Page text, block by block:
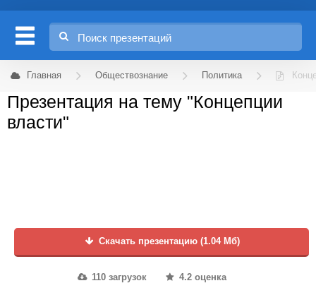
Главная Обществознание Политика
Презентация на тему "Концепции
власти"
Скачать презентацию (1.04 Мб)
110 загрузок 4.2 оценка